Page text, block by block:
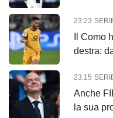
23:23
Il Como
destra:
23:15
Anche
la sua